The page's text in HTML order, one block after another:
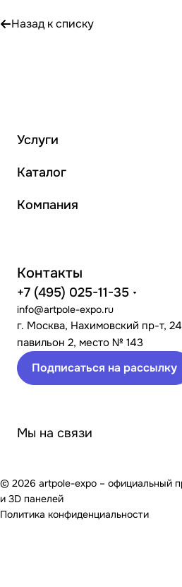
Назад к списку
Услуги
Каталог
Компания
Контакты
+7 (495) 025-11-35
info@artpole-expo.ru
г. Москва, Нахимовский пр-т,
павильон 2, место № 143
Подписаться на рассылку
Мы на связи
© 2026 artpole-expo – официальный
и 3D панелей
Политика конфиденциальности